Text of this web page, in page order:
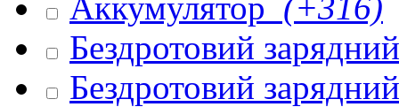
Бездротовий
Бездротовий